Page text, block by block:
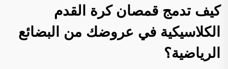
كيف تدمج قمصان كرة القدم
الكلاسيكية في عروضك من البضائع
الرياضية؟